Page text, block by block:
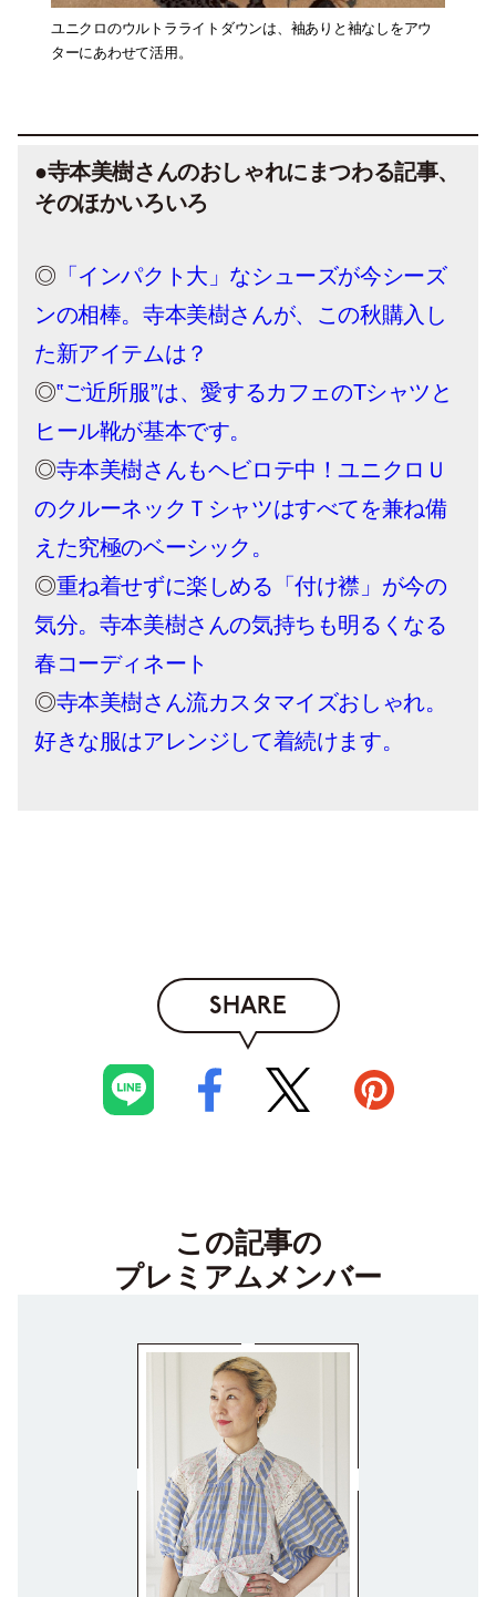
ユニクロのウルトラライトダウンは、袖ありと袖なしをアウ
ターにあわせて活用。
●寺本美樹さんのおしゃれにまつわる記事、
そのほかいろいろ
◎ 「インパクト大」なシューズが今シーズ
ンの相棒。寺本美樹さんが、この秋購入し
た新アイテムは？
◎‟ご近所服”は、愛するカフェのTシャツと
ヒール靴が基本です。
◎寺本美樹さんもヘビロテ中！ユニクロＵ
のクルーネックＴシャツはすべてを兼ね備
えた究極のベーシック。
◎重ね着せずに楽しめる「付け襟」が今の
気分。寺本美樹さんの気持ちも明るくなる
春コーディネート
◎寺本美樹さん流カスタマイズおしゃれ。
好きな服はアレンジして着続けます。
SHARE
この記事の
プレミアムメンバー